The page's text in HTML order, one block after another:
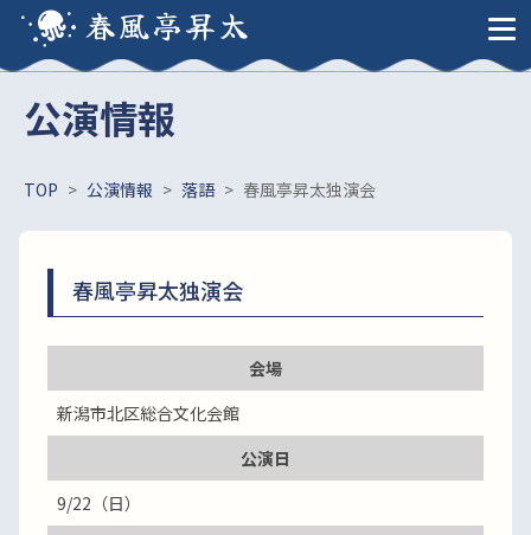
春風亭昇太
公演情報
TOP > 公演情報 > 落語 > 春風亭昇太独演会
春風亭昇太独演会
会場
新潟市北区総合文化会館
公演日
9/22（日）